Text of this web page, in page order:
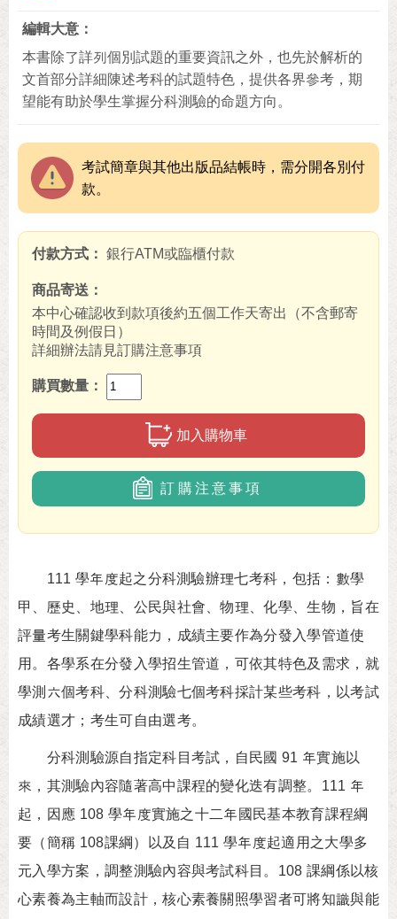
編輯大意
本書除了詳列個別試題的重要資訊之外，也先於解析的
文首部分詳細陳述考科的試題特色，提供各界參考，期
望能有助於學生掌握分科測驗的命題方向。
考試簡章與其他出版品結帳時，需分開各別付
款。
付款方式 銀行ATM或臨櫃付款
商品寄送
本中心確認收到款項後約五個工作天寄出（不含郵寄
時間及例假日）
詳細辦法請見訂購注意事項
購買數量
加入購物車
訂購注意事項
111 學年度起之分科測驗辦理七考科，包括：數學
甲、歷史、地理、公民與社會、物理、化學、生物，旨在
評量考生關鍵學科能力，成績主要作為分發入學管道使
用。各學系在分發入學招生管道，可依其特色及需求，就
學測六個考科、分科測驗七個考科採計某些考科，以考試
成績選才；考生可自由選考。
分科測驗源自指定科目考試，自民國 91 年實施以
來，其測驗內容隨著高中課程的變化迭有調整。111 年
起，因應 108 學年度實施之十二年國民基本教育課程綱
要（簡稱 108課綱）以及自 111 學年度起適用之大學多
元入學方案，調整測驗內容與考試科目。108 課綱係以核
心素養為主軸而設計，核心素養關照學習者可將知識與能